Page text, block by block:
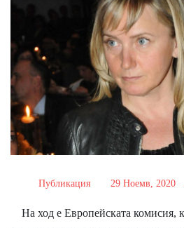
Публикация 29 Ноемв,
На ход е Европейската комисия,